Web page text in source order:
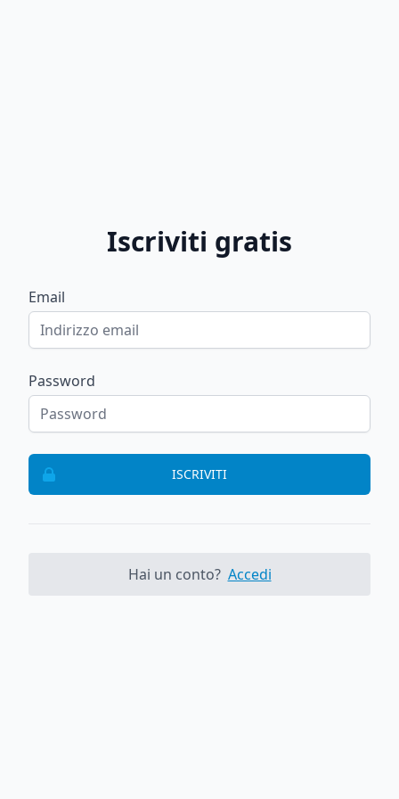
Iscriviti gratis
Email
Password
ISCRIVITI
Hai un conto? Accedi